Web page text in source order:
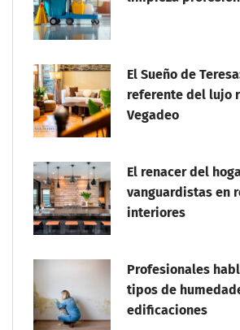
El Sueño de
referente del lujo
Vegadeo
El renacer del
vanguardistas en
interiores
Profesionales
tipos de
edificaciones